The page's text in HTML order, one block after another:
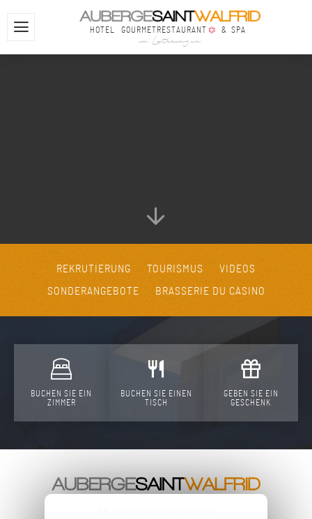
HOTEL GOURMETRESTAURANT & SPA
in Lothringen
REKRUTIERUNG TOURISMUS
VIDEOS
SONDERANGEBOTE
BRASSERIE DU CASINO
BUCHEN SIE EIN
ZIMMER
BUCHEN SIE EINEN
TISCH
GEBEN SIE EIN
GESCHENK